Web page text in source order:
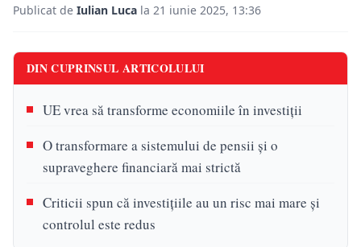
Publicat de Iulian Luca la 21 iunie 2025, 13:36
DIN CUPRINSUL ARTICOLULUI
UE vrea să transforme economiile în investiții
O transformare a sistemului de pensii și o
supraveghere financiară mai strictă
Criticii spun că investițiile au un risc mai mare și
controlul este redus